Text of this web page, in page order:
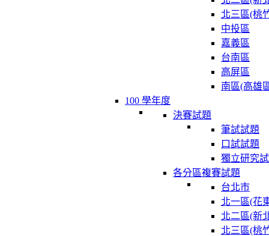
北三區(桃
中投區
嘉義區
台南區
高屏區
南區(高雄
100 學年度
決賽試題
筆試試題
口試試題
獨立研究
各分區複賽試題
台北市
北一區(花
北二區(新
北三區(桃